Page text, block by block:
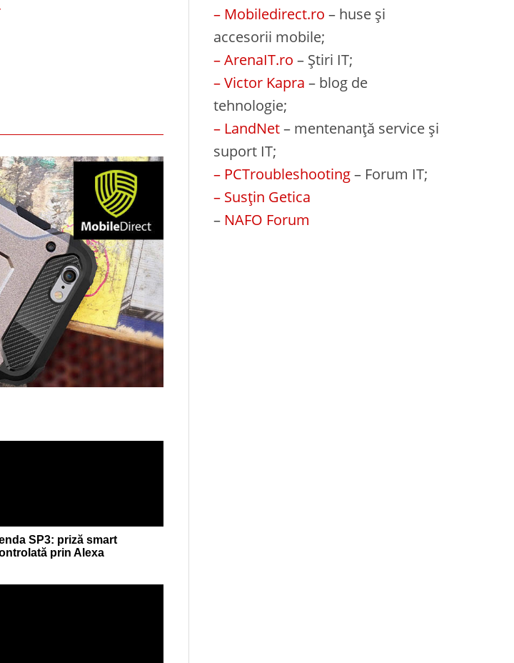
SP3: priză smart
prin Alexa
– Mobiledirect.ro – huse și
accesorii mobile;
– ArenaIT.ro – Știri IT;
– Victor Kapra – blog de
tehnologie;
– LandNet– mentenanță service și
suport IT;
– PCTroubleshooting– Forum IT;
– Susțin Getica
– NAFO Forum